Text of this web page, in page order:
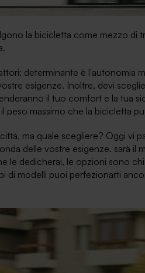
la bicicletta come mezzo di
determinante è l'autonomia
esigenze. Inoltre, devi
il tuo comfort e la tua
peso massimo che la bicicletta
ma quale scegliere? Oggi vi
delle vostre esigenze. sarà il
le dedicherai, le opzioni sono
di modelli puoi perfezionarti